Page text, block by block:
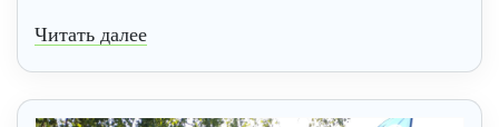
Читать далее